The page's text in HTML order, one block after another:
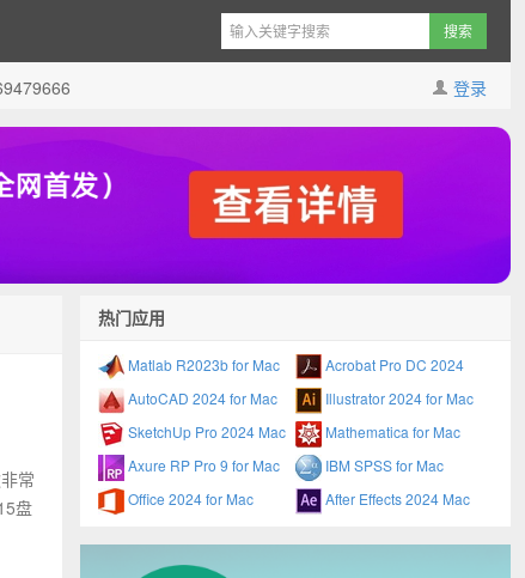
登录
常
盘
热门应用
Matlab R2023b for Mac
Acrobat Pro DC 2024
AutoCAD 2024 for Mac
Illustrator 2024 for Mac
SketchUp Pro 2024 Mac
Mathematica for Mac
Axure RP Pro 9 for Mac
IBM SPSS for Mac
Office 2024 for Mac
After Effects 2024 Mac